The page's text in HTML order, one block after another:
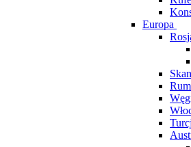
Europa